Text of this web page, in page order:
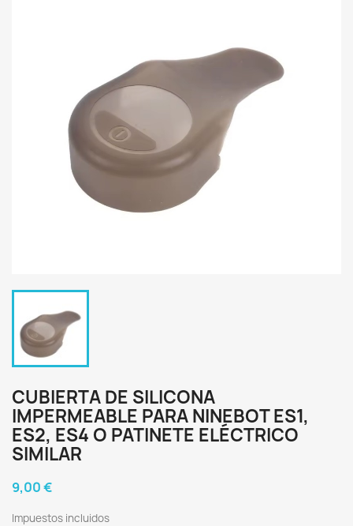
CUBIERTA DE SILICONA
IMPERMEABLE PARA NINEBOT ES1,
ES2, ES4 O PATINETE ELÉCTRICO
SIMILAR
9,00 €
Impuestos incluidos